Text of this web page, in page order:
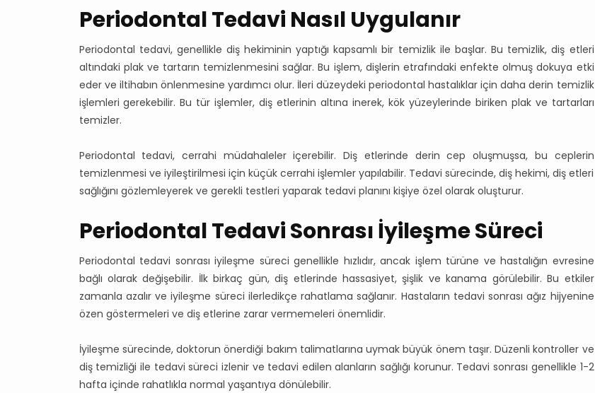
Periodontal Tedavi Nasıl Uygulanır
Periodontal tedavi, genellikle diş hekiminin yaptığı kapsamlı bir temizlik ile başlar. Bu temizlik, diş etleri
altındaki plak ve tartarın temizlenmesini sağlar. Bu işlem, dişlerin etrafındaki enfekte olmuş dokuya etki
eder ve iltihabın önlenmesine yardımcı olur. İleri düzeydeki periodontal hastalıklar için daha derin temizlik
işlemleri gerekebilir. Bu tür işlemler, diş etlerinin altına inerek, kök yüzeylerinde biriken plak ve tartarları
temizler.
Periodontal tedavi, cerrahi müdahaleler içerebilir. Diş etlerinde derin cep oluşmuşsa, bu ceplerin
temizlenmesi ve iyileştirilmesi için küçük cerrahi işlemler yapılabilir. Tedavi sürecinde, diş hekimi, diş etleri
sağlığını gözlemleyerek ve gerekli testleri yaparak tedavi planını kişiye özel olarak oluşturur.
Periodontal Tedavi Sonrası İyileşme Süreci
Periodontal tedavi sonrası iyileşme süreci genellikle hızlıdır, ancak işlem türüne ve hastalığın evresine
bağlı olarak değişebilir. İlk birkaç gün, diş etlerinde hassasiyet, şişlik ve kanama görülebilir. Bu etkiler
zamanla azalır ve iyileşme süreci ilerledikçe rahatlama sağlanır. Hastaların tedavi sonrası ağız hijyenine
özen göstermeleri ve diş etlerine zarar vermemeleri önemlidir.
İyileşme sürecinde, doktorun önerdiği bakım talimatlarına uymak büyük önem taşır. Düzenli kontroller ve
diş temizliği ile tedavi süreci izlenir ve tedavi edilen alanların sağlığı korunur. Tedavi sonrası genellikle 1-2
hafta içinde rahatlıkla normal yaşantıya dönülebilir.